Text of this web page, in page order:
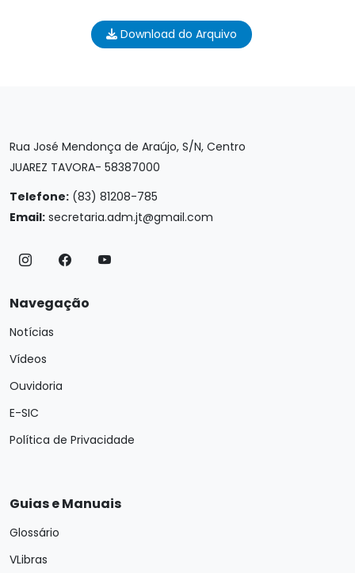
Download do Arquivo
Rua José Mendonça de Araújo, S/N, Centro
JUAREZ TAVORA- 58387000
Telefone: (83) 81208-785
Email: secretaria.adm.jt@gmail.com
Navegação
Notícias
Vídeos
Ouvidoria
E-SIC
Política de Privacidade
Guias e Manuais
Glossário
VLibras